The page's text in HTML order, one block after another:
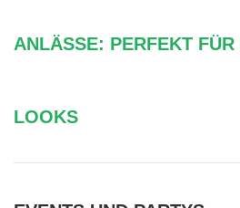
ANLÄSSE: PERFEKT FÜR
LOOKS